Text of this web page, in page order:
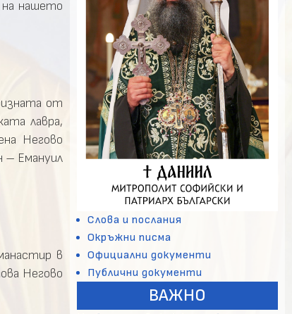
на нашето
от
лавра,
Негово
– Емануил
в
Негово
Слова и послания
Окръжни писма
Официални документи
Публични документи
ВАЖНО